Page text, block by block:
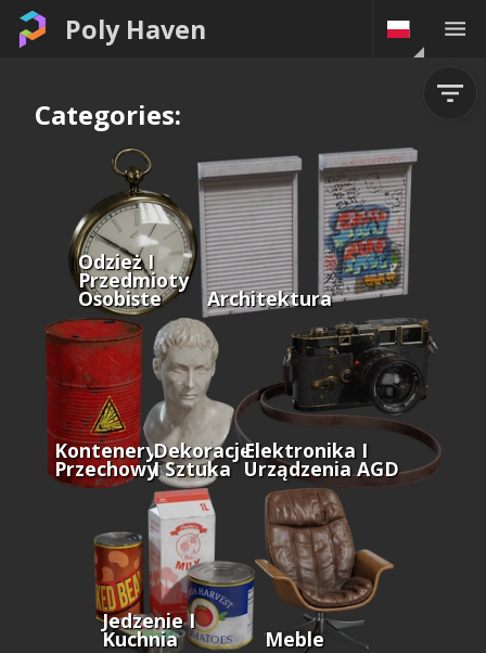
Poly Haven
Categories:
Odzież I
Przedmioty
Osobiste Architektura
Kontenery I
Przechowywanie
Dekoracje
I Sztuka
Elektronika I
Urządzenia AGD
Jedzenie I
Kuchnia Meble